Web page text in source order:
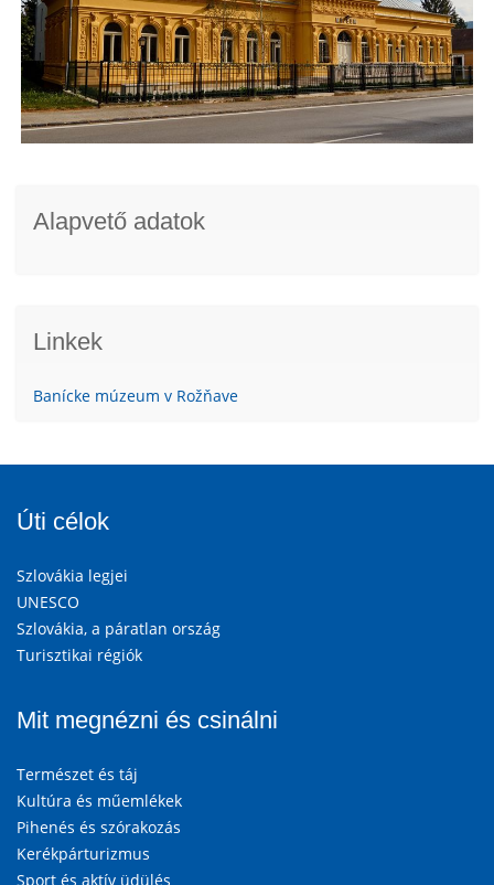
Alapvető adatok
Linkek
Banícke múzeum v Rožňave
Úti célok
Szlovákia legjei
UNESCO
Szlovákia, a páratlan ország
Turisztikai régiók
Mit megnézni és csinálni
Természet és táj
Kultúra és műemlékek
Pihenés és szórakozás
Kerékpárturizmus
Sport és aktív üdülés